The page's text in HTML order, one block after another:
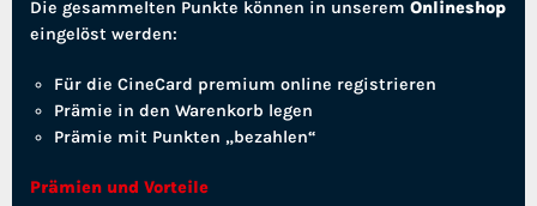
Die gesammelten Punkte können in unserem Onlineshop
eingelöst werden:
Für die CineCard premium online registrieren
Prämie in den Warenkorb legen
Prämie mit Punkten „bezahlen“
Prämien und Vorteile